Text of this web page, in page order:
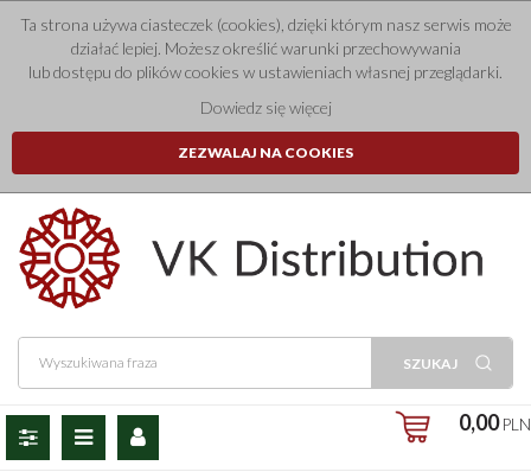
Ta strona używa ciasteczek (cookies), dzięki którym nasz serwis może
działać lepiej. Możesz określić warunki przechowywania
lub dostępu do plików cookies w ustawieniach własnej przeglądarki.
Dowiedz się więcej
ZEZWALAJ NA COOKIES
SZUKAJ
P
a
M
e
P
a
0,00 PLN